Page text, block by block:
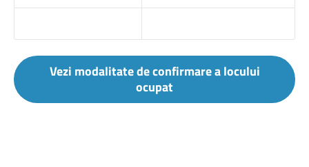
Vezi modalitate de confirmare a locului
ocupat